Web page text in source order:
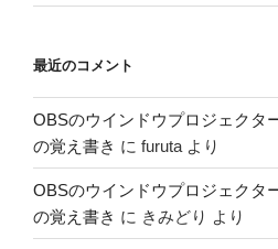
最近のコメント
OBSのウインドウプロジェクタ
の覚え書き に furuta より
OBSのウインドウプロジェクタ
の覚え書き に きみどり より